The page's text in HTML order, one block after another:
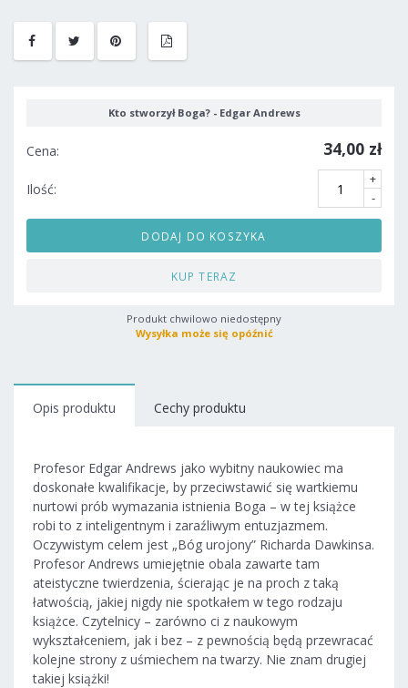
Kto stworzył Boga? - Edgar Andrews
Cena: 34,00 zł
Ilość:
+
-
DODAJ DO KOSZYKA
KUP TERAZ
Produkt chwilowo niedostępny
Wysyłka może się opóźnić
Opis produktu Cechy produktu
Profesor Edgar Andrews jako wybitny naukowiec ma
doskonałe kwalifikacje, by przeciwstawić się wartkiemu
nurtowi prób wymazania istnienia Boga – w tej książce
robi to z inteligentnym i zaraźliwym entuzjazmem.
Oczywistym celem jest „Bóg urojony” Richarda Dawkinsa.
Profesor Andrews umiejętnie obala zawarte tam
ateistyczne twierdzenia, ścierając je na proch z taką
łatwością, jakiej nigdy nie spotkałem w tego rodzaju
książce. Czytelnicy – zarówno ci z naukowym
wykształceniem, jak i bez – z pewnością będą przewracać
kolejne strony z uśmiechem na twarzy. Nie znam drugiej
takiej książki!